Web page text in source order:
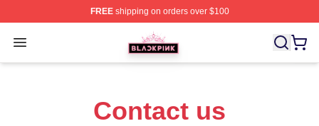
FREEshipping on orders over $100
Open menu
BLACKPINK Shop - Official BLACKPINK Merchandise
Contact us